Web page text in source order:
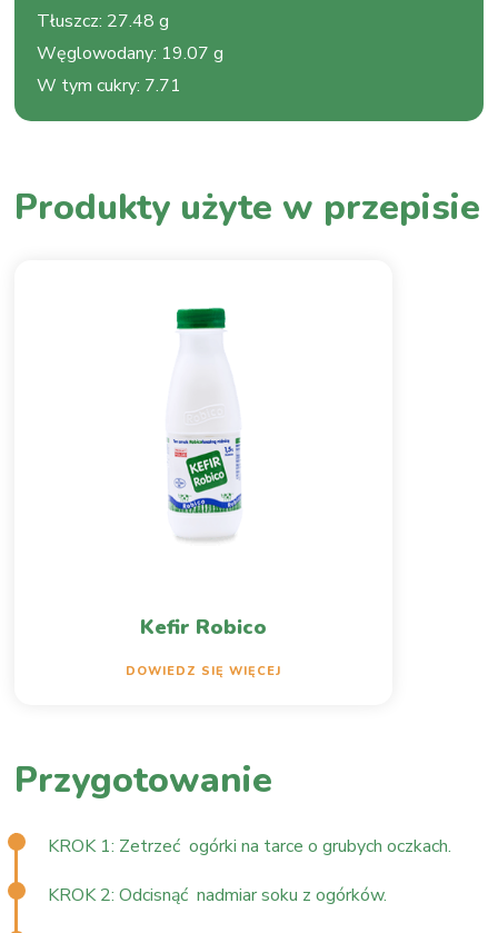
Tłuszcz: 27.48 g
Węglowodany: 19.07 g
W tym cukry: 7.71
Produkty użyte w przepisie
Kefir Robico
DOWIEDZ SIĘ WIĘCEJ
Przygotowanie
KROK 1: Zetrzeć ogórki na tarce o grubych oczkach.
KROK 2: Odcisnąć nadmiar soku z ogórków.